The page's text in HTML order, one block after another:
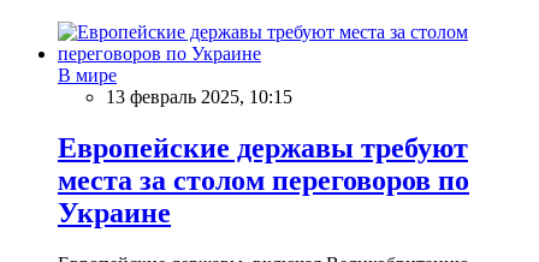
В мире
13 февраль 2025, 10:15
Европейские державы требуют
места за столом переговоров по
Украине